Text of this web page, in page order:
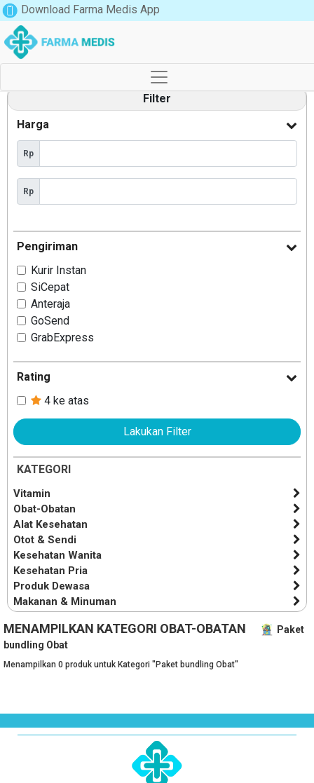
Filter
Harga
Rp
Rp
Pengiriman
Kurir Instan
SiCepat
Anteraja
GoSend
GrabExpress
Rating
4 ke atas
Lakukan Filter
KATEGORI
Vitamin
Obat-Obatan
Alat Kesehatan
Otot & Sendi
Kesehatan Wanita
Kesehatan Pria
Produk Dewasa
Makanan & Minuman
MENAMPILKAN KATEGORI OBAT-OBATAN
Paket
bundling Obat
Menampilkan 0 produk untuk Kategori "Paket bundling Obat"
Download Farma Medis App